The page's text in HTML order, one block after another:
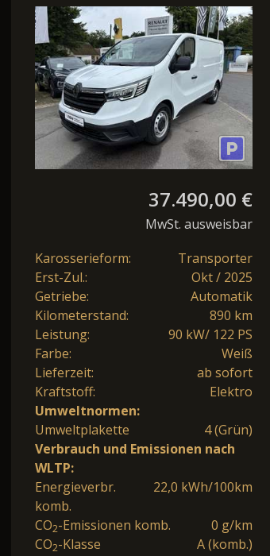
TECH 100%
elektrisch
37.490,00 €
MwSt. ausweisbar
Karosserieform:
Transporter
Erst-Zul.:
Okt / 2025
Getriebe:
Automatik
Kilometerstand:
890 km
Leistung:
90 kW/ 122 PS
Farbe:
Weiß
Lieferzeit:
ab sofort
Kraftstoff:
Elektro
Umweltnormen:
Umweltplakette
4 (Grün)
Verbrauch und Emissionen nach
WLTP:
Energieverbr.
komb.
22,0 kWh/100km
CO2-Emissionen komb.
0 g/km
CO2-Klasse A (komb.)